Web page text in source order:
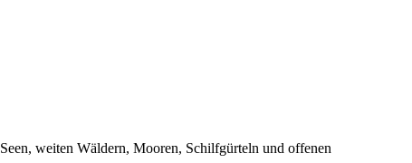
weiten Wäldern, Mooren, Schilfgürteln und offenen